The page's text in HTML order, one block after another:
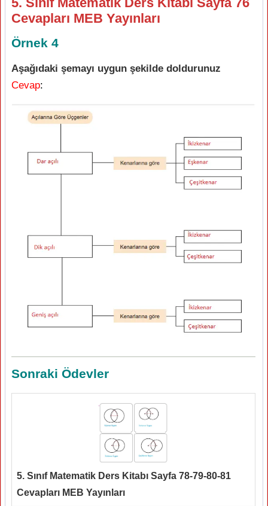
Cevapları MEB Yayınları
Örnek 4
Aşağıdaki şemayı uygun şekilde doldurunuz
Cevap:
Sonraki Ödevler
5. Sınıf Matematik Ders Kitabı Sayfa 78-79-80-81
Cevapları MEB Yayınları